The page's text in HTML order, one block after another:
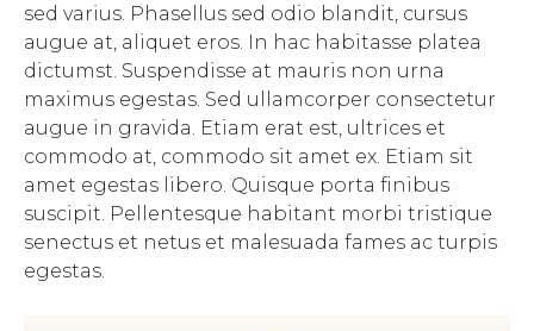
sed varius. Phasellus sed odio blandit, cursus
augue at, aliquet eros. In hac habitasse platea
dictumst. Suspendisse at mauris non urna
maximus egestas. Sed ullamcorper consectetur
augue in gravida. Etiam erat est, ultrices et
commodo at, commodo sit amet ex. Etiam sit
amet egestas libero. Quisque porta finibus
suscipit. Pellentesque habitant morbi tristique
senectus et netus et malesuada fames ac turpis
egestas.